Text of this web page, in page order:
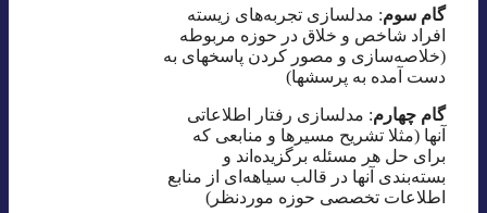
گام سوم: مدلسازی تجربه‌های زیسته
افراد شاخص و خلاق در حوزه مربوطه
(خلاصه‌سازی و مصور کردن پاسخهای به
دست آمده به پرسشها)
گام چهارم: مدلسازی رفتار اطلاعاتی
آنها (مثلا تشریح مسیرها و منابعی که
برای حل هر مسئله برگزیده‌اند و
بسته‌بندی آنها در قالب سیاهه‌ای از منابع
اطلاعات تخصصی حوزه موردنظر)